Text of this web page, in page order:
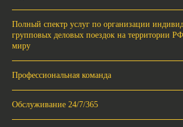
Полный спектр услуг по организации
групповых деловых поездок на территории
миру
Профессиональная команда
Обслуживание 24/7/365